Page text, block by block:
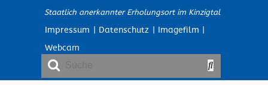
Staatlich anerkannter Erholungsort im Kinzigtal
Impressum | Datenschutz | Imagefilm |
Webcam